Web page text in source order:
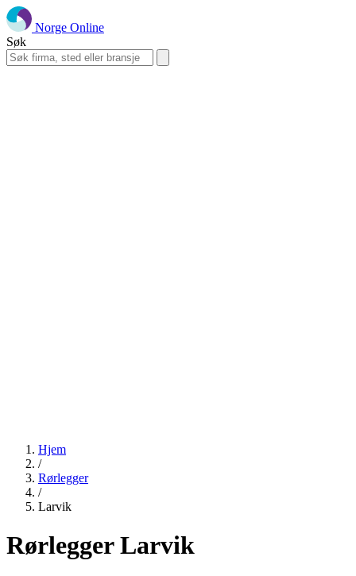
Norge Online
Søk
Hjem
/
Rørlegger
/
Larvik
Rørlegger Larvik